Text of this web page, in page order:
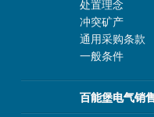
处置理念
冲突矿产
通用采购条款
一般条件
百能堡电气销